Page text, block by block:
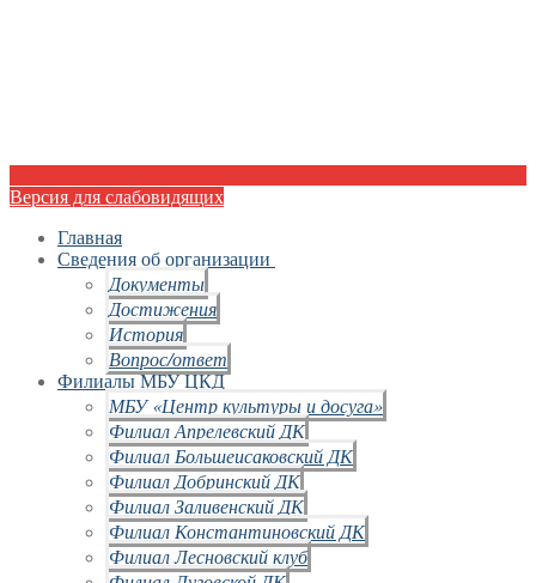
Версия для слабовидящих
Главная
Сведения об организации
Документы
Достижения
История
Вопрос/ответ
Филиалы МБУ ЦКД
МБУ «Центр культуры и досуга»
Филиал Апрелевский ДК
Филиал Большеисаковский ДК
Филиал Добринский ДК
Филиал Заливенский ДК
Филиал Константиновский ДК
Филиал Лесновский клуб